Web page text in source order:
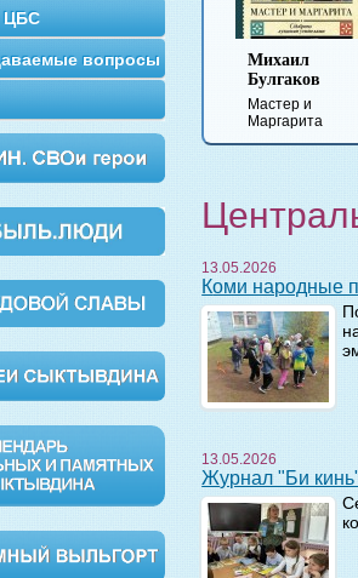
ЦБС
вопросы
Михаил
Булгаков
Маргарита
Иван Тургенев
Дворянское
13.05.2026
Коми народные
13.05.2026
Журнал "Би